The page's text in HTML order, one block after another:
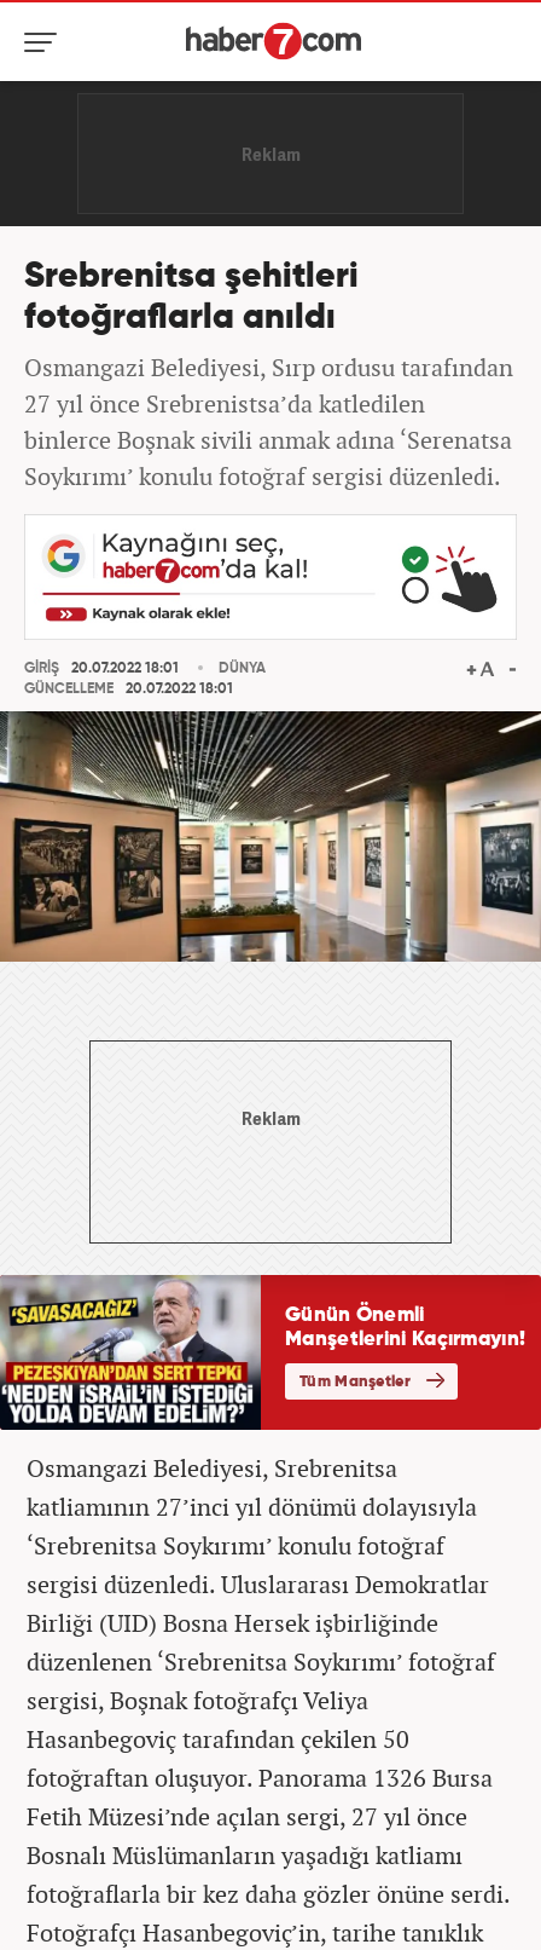
Srebrenitsa şehitleri
fotoğraflarla anıldı
Osmangazi Belediyesi, Sırp ordusu tarafından
27 yıl önce Srebrenistsa’da katledilen
binlerce Boşnak sivili anmak adına ‘Serenatsa
Soykırımı’ konulu fotoğraf sergisi düzenledi.
GİRİŞ
20.07.2022 18:01
GÜNCELLEME
20.07.2022 18:01
DÜNYA
Osmangazi Belediyesi, Srebrenitsa
katliamının 27’inci yıl dönümü dolayısıyla
‘Srebrenitsa Soykırımı’ konulu fotoğraf
sergisi düzenledi. Uluslararası Demokratlar
Birliği (UID) Bosna Hersek işbirliğinde
düzenlenen ‘Srebrenitsa Soykırımı’ fotoğraf
sergisi, Boşnak fotoğrafçı Veliya
Hasanbegoviç tarafından çekilen 50
fotoğraftan oluşuyor. Panorama 1326 Bursa
Fetih Müzesi’nde açılan sergi, 27 yıl önce
Bosnalı Müslümanların yaşadığı katliamı
fotoğraflarla bir kez daha gözler önüne serdi.
Fotoğrafçı Hasanbegoviç’in, tarihe tanıklık